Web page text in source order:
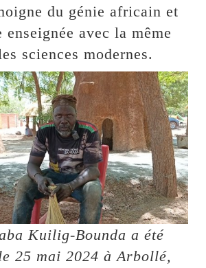
du génie africain et
enseignée avec la même
sciences modernes.
Kuilig-Bounda a été
25 mai 2024 à Arbollé,